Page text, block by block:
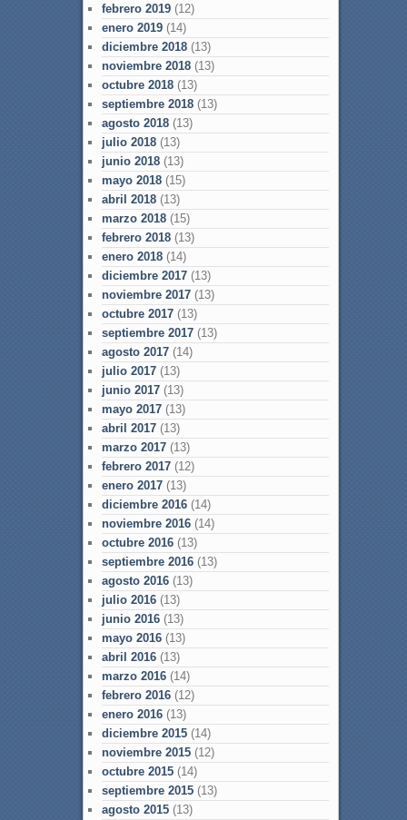
febrero 2019(12)
enero 2019(14)
diciembre 2018(13)
noviembre 2018(13)
octubre 2018(13)
septiembre 2018(13)
agosto 2018(13)
julio 2018(13)
junio 2018(13)
mayo 2018(15)
abril 2018(13)
marzo 2018(15)
febrero 2018(13)
enero 2018(14)
diciembre 2017(13)
noviembre 2017(13)
octubre 2017(13)
septiembre 2017(13)
agosto 2017(14)
julio 2017(13)
junio 2017(13)
mayo 2017(13)
abril 2017(13)
marzo 2017(13)
febrero 2017(12)
enero 2017(13)
diciembre 2016(14)
noviembre 2016(14)
octubre 2016(13)
septiembre 2016(13)
agosto 2016(13)
julio 2016(13)
junio 2016(13)
mayo 2016(13)
abril 2016(13)
marzo 2016(14)
febrero 2016(12)
enero 2016(13)
diciembre 2015(14)
noviembre 2015(12)
octubre 2015(14)
septiembre 2015(13)
agosto 2015(13)